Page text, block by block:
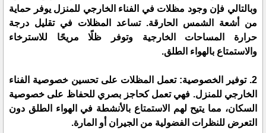
وبالتالي فإن وجود مظلات في الفناء الخارجي للمنزل يوفر حماية
من أشعة الشمس الحارقة. تساعد المظلات في تقليل درجة
حرارة المساحات الخارجية وتوفر ظلًا مريحًا للاسترخاء
والاستمتاع بالهواء الطلق.
2. توفير الخصوصية: تعمل المظلات على تحسين خصوصية الفناء
الخارجي للمنزل. فهي تعمل كحاجز بصري للحفاظ على خصوصية
السكان، مما يتيح لهم الاستمتاع بالأنشطة في الهواء الطلق دون
التعرض للنظرات الفضولية من الجيران أو المارة.